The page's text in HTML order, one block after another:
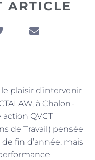
ARTICLE
plaisir d’intervenir
à Chalon-
action QVCT
de Travail) pensée
fin d’année, mais